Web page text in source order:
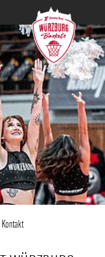
Kontakt